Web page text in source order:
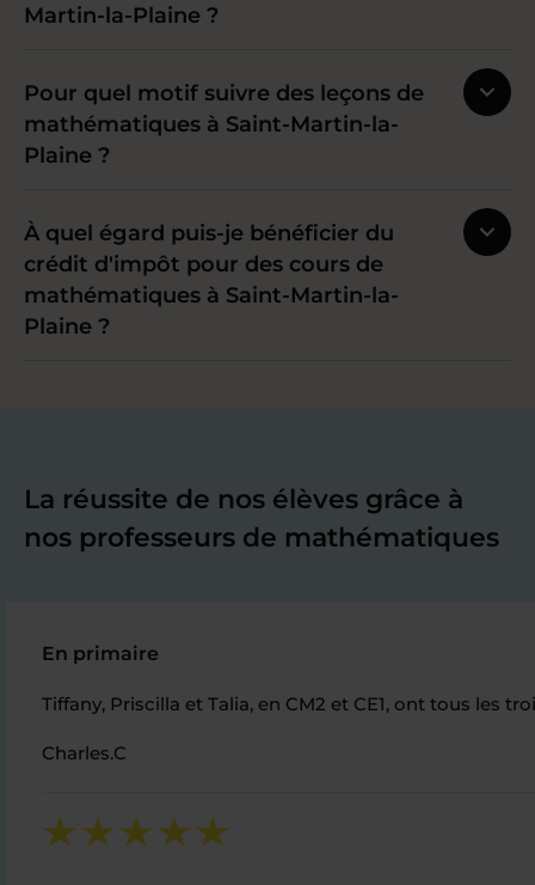
Martin-la-Plaine ?
Pour quel motif suivre des leçons de
mathématiques à Saint-Martin-la-
Plaine ?
À quel égard puis-je bénéficier du
crédit d'impôt pour des cours de
mathématiques à Saint-Martin-la-
Plaine ?
La réussite de nos élèves grâce à
nos professeurs de mathématiques
En primaire
Tiffany, Priscilla et Talia, en CM2 et CE1, ont tous les
Charles.C